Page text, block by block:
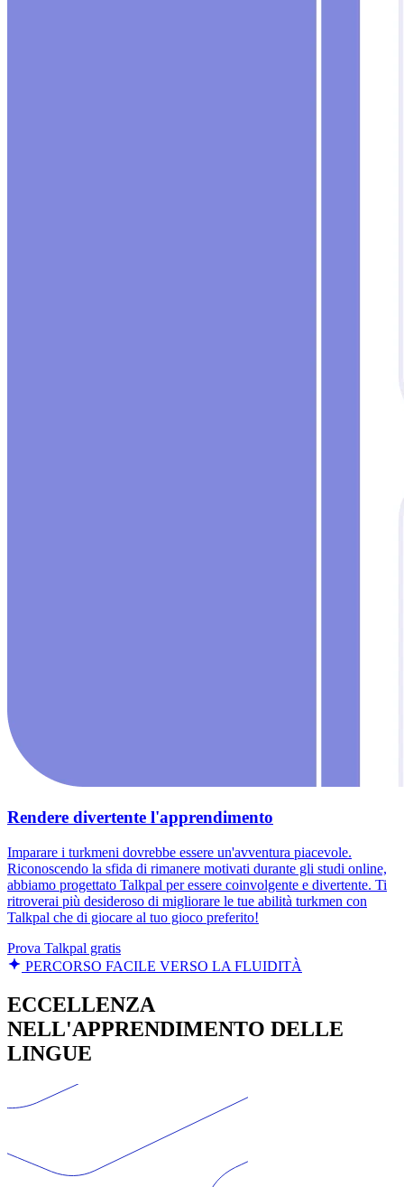
Rendere divertente l'apprendimento
Imparare i turkmeni dovrebbe essere un'avventura piacevole.
Riconoscendo la sfida di rimanere motivati durante gli studi online,
abbiamo progettato Talkpal per essere coinvolgente e divertente. Ti
ritroverai più desideroso di migliorare le tue abilità turkmen con
Talkpal che di giocare al tuo gioco preferito!
Prova Talkpal gratis
PERCORSO FACILE VERSO LA FLUIDITÀ
ECCELLENZA
NELL'APPRENDIMENTO DELLE
LINGUE